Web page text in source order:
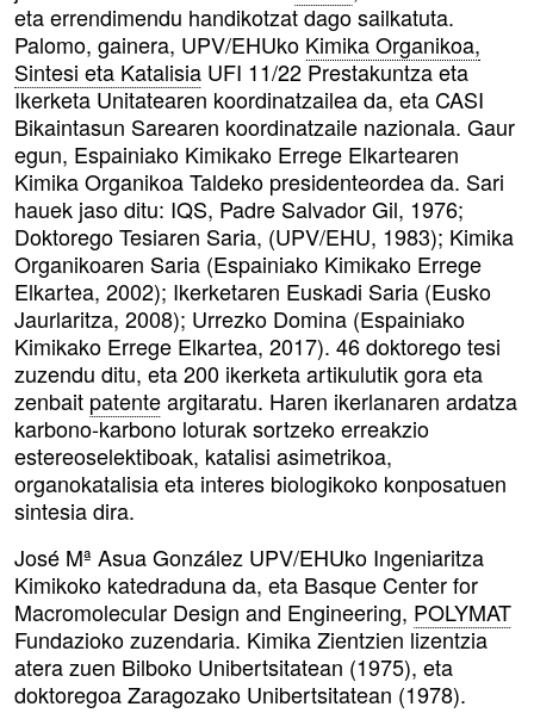
eta errendimendu handikotzat dago sailkatuta.
Palomo, gainera, UPV/EHUko Kimika Organikoa,
Sintesi eta Katalisia UFI 11/22 Prestakuntza eta
Ikerketa Unitatearen koordinatzailea da, eta CASI
Bikaintasun Sarearen koordinatzaile nazionala. Gaur
egun, Espainiako Kimikako Errege Elkartearen
Kimika Organikoa Taldeko presidenteordea da. Sari
hauek jaso ditu: IQS, Padre Salvador Gil, 1976;
Doktorego Tesiaren Saria, (UPV/EHU, 1983); Kimika
Organikoaren Saria (Espainiako Kimikako Errege
Elkartea, 2002); Ikerketaren Euskadi Saria (Eusko
Jaurlaritza, 2008); Urrezko Domina (Espainiako
Kimikako Errege Elkartea, 2017). 46 doktorego tesi
zuzendu ditu, eta 200 ikerketa artikulutik gora eta
zenbait patenteargitaratu. Haren ikerlanaren ardatza
karbono-karbono loturak sortzeko erreakzio
estereoselektiboak, katalisi asimetrikoa,
organokatalisia eta interes biologikoko konposatuen
sintesia dira.
José Mª Asua González UPV/EHUko Ingeniaritza
Kimikoko katedraduna da, eta Basque Center for
Macromolecular Design and Engineering, POLYMAT
Fundazioko zuzendaria. Kimika Zientzien lizentzia
atera zuen Bilboko Unibertsitatean (1975), eta
doktoregoa Zaragozako Unibertsitatean (1978).